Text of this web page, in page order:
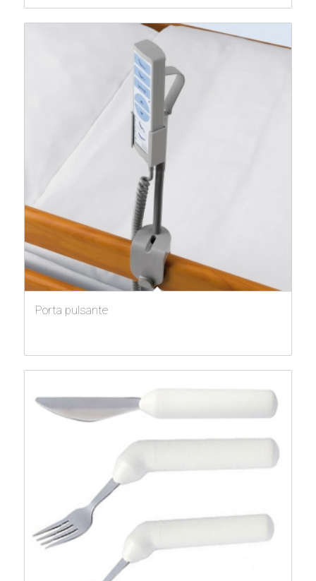
Porta pulsante